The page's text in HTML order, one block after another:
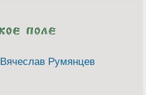
Вячеслав Румянцев